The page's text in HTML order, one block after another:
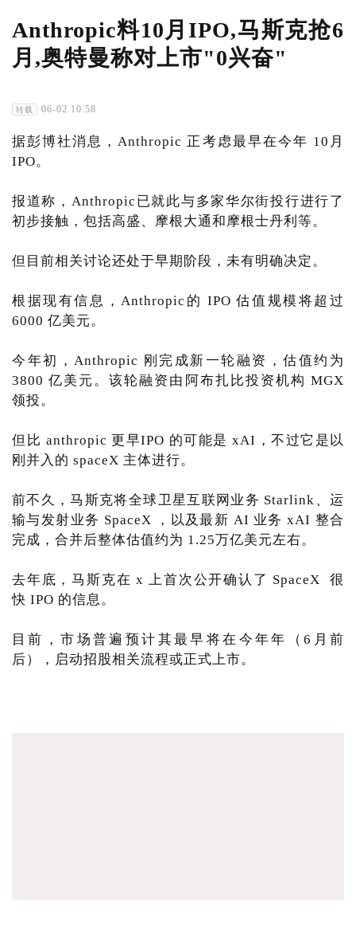
Anthropic料10月IPO,马斯克抢6
月,奥特曼称对上市"0兴奋"
转载 06-02 10:58
据彭博社消息，Anthropic 正考虑最早在今年 10月
IPO。
报道称，Anthropic已就此与多家华尔街投行进行了
初步接触，包括高盛、摩根大通和摩根士丹利等。
但目前相关讨论还处于早期阶段，未有明确决定。
根据现有信息，Anthropic的 IPO 估值规模将超过
6000 亿美元。
今年初，Anthropic 刚完成新一轮融资，估值约为
3800 亿美元。该轮融资由阿布扎比投资机构 MGX
领投。
但比 anthropic 更早IPO 的可能是 xAI，不过它是以
刚并入的 spaceX 主体进行。
前不久，马斯克将全球卫星互联网业务 Starlink、运
输与发射业务 SpaceX ，以及最新 AI 业务 xAI 整合
完成，合并后整体估值约为 1.25万亿美元左右。
去年底，马斯克在 x 上首次公开确认了 SpaceX 很
快 IPO 的信息。
目前，市场普遍预计其最早将在今年年（6月前
后），启动招股相关流程或正式上市。